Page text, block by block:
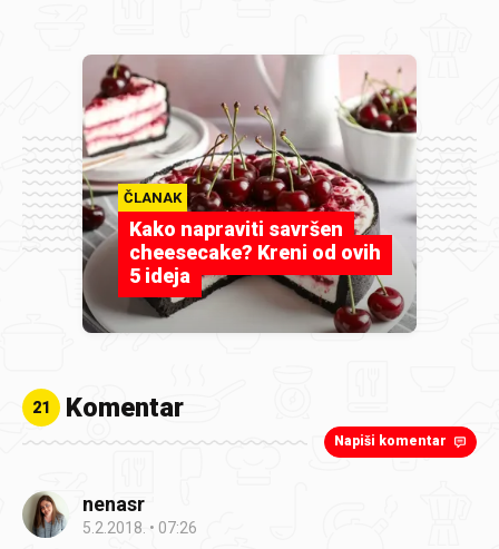
ČLANAK
Kako napraviti savršen
cheesecake? Kreni od ovih
5 ideja
21 Komentar
Napiši komentar
nenasr
5.2.2018. 07:26